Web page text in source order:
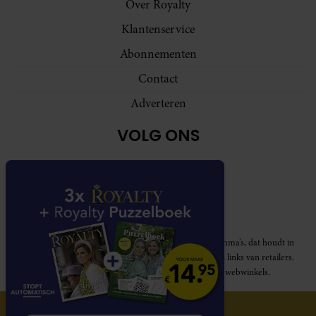
Over Royalty
Klantenservice
Abonnementen
Contact
Adverteren
VOLG ONS
Royalty participeert in diverse affiliate marketing programma’s, dat houdt in
dat Royalty commissies ontvangt voor aankopen middels links van retailers.
Deze website wordt niet gesponsord door de genoemde webwinkels.